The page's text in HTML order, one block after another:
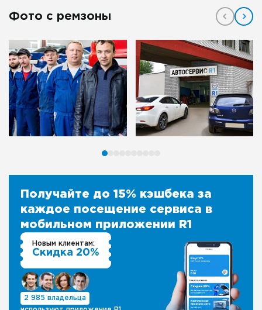
Фото с ремзоны
Получайте до 15% кэшбека за
каждое посещение сервиса в
мобильном приложении R1
Новым клиентам:
Скидка 20%
2 985 владельца